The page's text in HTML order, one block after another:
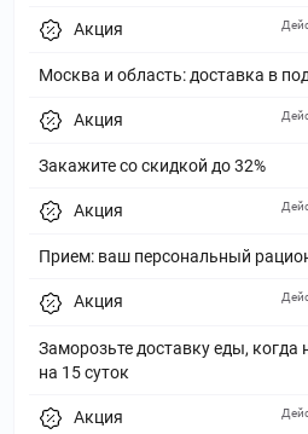
Акция
Москва и область: доставка в
Акция
Закажите со скидкой до 32%
Акция
Прием: ваш персональный
Акция
Заморозьте доставку еды, когда
на 15 суток
Акция